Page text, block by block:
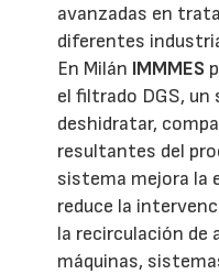
avanzadas en
diferentes
En Milán IMMMES
el filtrado DGS,
deshidratar,
resultantes del
sistema mejora la
reduce la
la recirculación de
máquinas,